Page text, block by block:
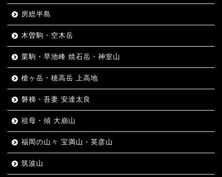
房総半島
木曽駒・空木岳
栗駒・早池峰 焼石岳・神室山
槍ヶ岳・穂高岳 上高地
磐梯・吾妻 安達太良
祖母・傾 大崩山
福岡の山々 宝満山・英彦山
筑波山